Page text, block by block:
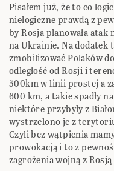
Pisałem już, że to co
nielogiczne prawdą z
by Rosja planowała atak
na Ukrainie. Na dodatek
zmobilizować Polaków
odległość od Rosji i
500km w linii prostej a
600 km, a takie spadły
niektóre przybyły z
wystrzelono je z
Czyli bez wątpienia
prowokacją i to z
zagrożenia wojną z Rosją